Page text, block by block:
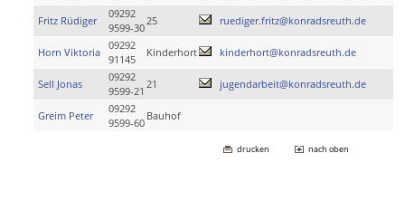
Fritz Rüdiger
09292
9599-30
25 ruediger.fritz@konradsreuth.de
Horn Viktoria
09292
91145
Kinderhort kinderhort@konradsreuth.de
Sell Jonas
09292
9599-21
21 jugendarbeit@konradsreuth.de
Greim Peter
09292
9599-60
Bauhof
drucken nach oben